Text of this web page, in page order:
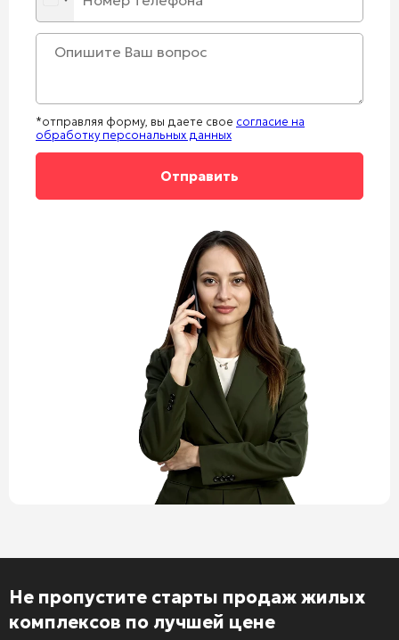
*отправляя форму, вы даете свое согласие на
обработку персональных данных
Не пропустите старты продаж жилых
комплексов по лучшей цене